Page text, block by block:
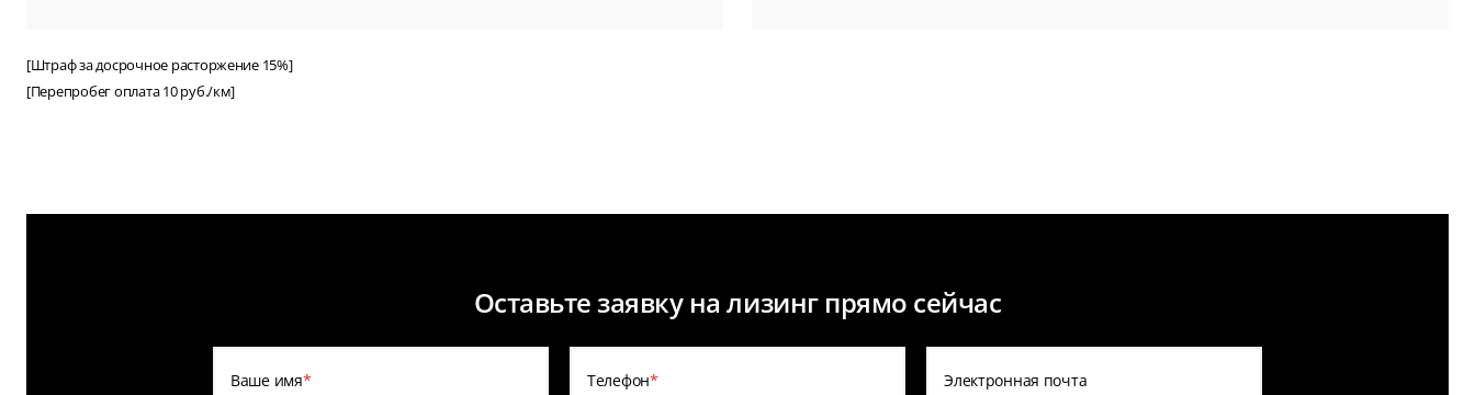
[Штраф за досрочное расторжение 15%]
[Перепробег оплата 10 руб./км]
Оставьте заявку на лизинг прямо сейчас
Ваше имя* Телефон* Электронная почта